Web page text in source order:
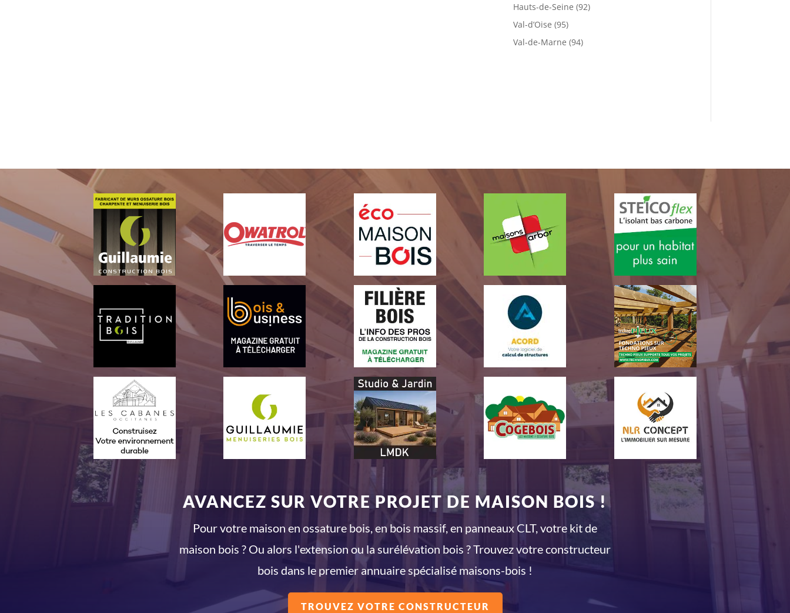
Hauts-de-Seine (92)
Val-d’Oise (95)
Val-de-Marne (94)
AVANCEZ SUR VOTRE PROJET DE MAISON BOIS !
Pour votre maison en ossature bois, en bois massif, en panneaux CLT, votre kit de
maison bois ? Ou alors l'extension ou la surélévation bois ? Trouvez votre constructeur
bois dans le premier annuaire spécialisé maisons-bois !
TROUVEZ VOTRE CONSTRUCTEUR